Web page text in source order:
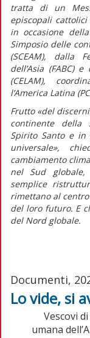
tratta di un
episcopali
in occasione
Simposio delle
(SCEAM), dalla
dell’Asia (FABC)
(CELAM),
l’America Latina
Frutto«del
continente della
Spirito Santo e in
universale»,
cambiamento
nel Sud
semplice
rimettano al
del loro futuro. E
del Nord globale.
Documenti,
Lo vide, si
Vescovi
umana